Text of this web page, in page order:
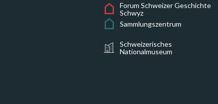
Forum Schweizer Geschichte
Schwyz
Sammlungszentrum
Schweizerisches
Nationalmuseum